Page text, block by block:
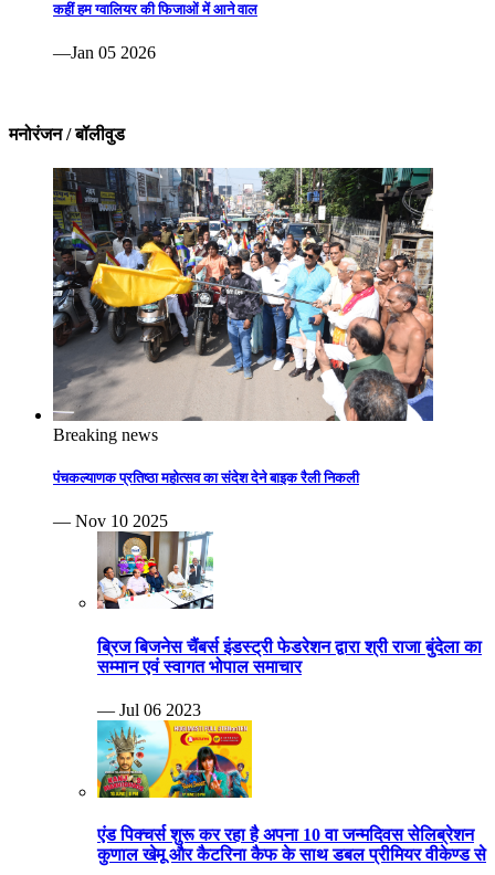
कहीं हम ग्वालियर की फिजाओं में आने वाल
—Jan 05 2026
मनोरंजन / बॉलीवुड
Breaking news
पंचकल्याणक प्रतिष्ठा महोत्सव का संदेश देने बाइक रैली निकली
— Nov 10 2025
ब्रिज बिजनेस चैंबर्स इंडस्ट्री फेडरेशन द्वारा श्री राजा बुंदेला का
सम्मान एवं स्वागत भोपाल समाचार
— Jul 06 2023
एंड पिक्चर्स शुरू कर रहा है अपना 10 वा जन्मदिवस सेलिब्रेशन
कुणाल खेमू और कैटरिना कैफ के साथ डबल प्रीमियर वीकेण्ड से